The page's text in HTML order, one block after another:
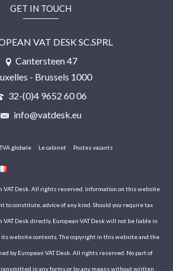
GET IN TOUCH
VAT DESK SC.SPRL
Cantersteen 47
- Brussels 1000
32-(0)4 9652 60 06
info@vatdesk.eu
globale Le cabinet Postes vacants
VAT Desk. All rights reserved. Information on this website
to constitute, advice of any kind. Should you require tax
VAT Desk directly. European VAT Desk will not be liable in
website contents. The copyright in this website and the
by European VAT Desk. All rights reserved. No part of
in any forms or by any means without written